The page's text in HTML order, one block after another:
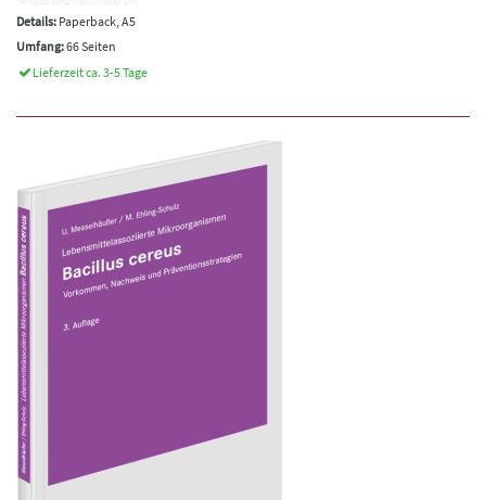
Details: Paperback, A5
Umfang:66 Seiten
Lieferzeit ca. 3-5 Tage